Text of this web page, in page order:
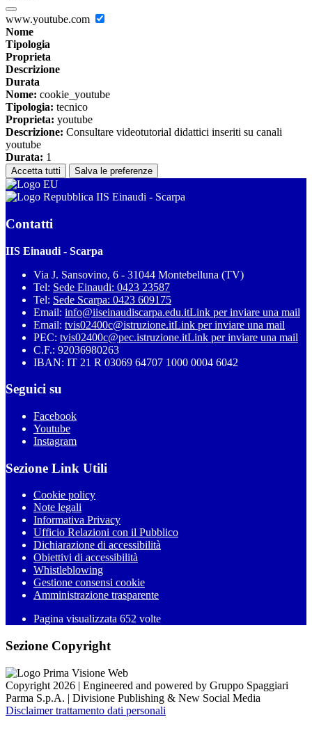
www.youtube.com
Nome
Tipologia
Proprieta
Descrizione
Durata
Nome: cookie_youtube
Tipologia: tecnico
Proprieta: youtube
Descrizione: Consultare videotutorial didattici inseriti su canali
youtube
Durata: 1
Accetta tutti Salva le preferenze
IIS Einaudi - Scarpa
Contatti
IIS Einaudi - Scarpa
Via J. Sansovino, 6 - 31044 Montebelluna (TV)
Tel: Sede Einaudi: 0423 23587
Tel: Sede Scarpa: 0423 609175
Email: info@iiseinaudiscarpa.edu.itLink per inviare una mail
Email: tvis02400c@istruzione.itLink per inviare una mail
PEC: tvis02400c@pec.istruzione.itLink per inviare una mail
C.F.: 92036980263
IBAN: IT 21 R 03069 64707 1000 0004 6042
Seguici su
Facebook
Youtube
Instagram
Sezione Link Utili
Cookie policy
Note legali
Informativa Privacy
Ufficio Relazioni con il Pubblico
Dichiarazione di accessibilità
Obiettivi di accessibilità
Whistleblowing
Gestione consensi cookie
Amministrazione trasparente
Pagina visualizzata 652 volte
Sezione Copyright
Copyright 2026 | Engineered and powered by Gruppo Spaggiari
Parma S.p.A. | Divisione Publishing & New Social Media
Disclaimer trattamento dati personali